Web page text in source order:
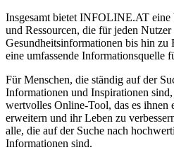
Insgesamt bietet INFOLINE.AT eine
und Ressourcen, die für jeden
Gesundheitsinformationen bis hin zu
eine umfassende Informationsquelle
Für Menschen, die ständig auf der
Informationen und Inspirationen
wertvolles Online-Tool, das es ihnen
erweitern und ihr Leben zu
alle, die auf der Suche nach
Informationen sind.